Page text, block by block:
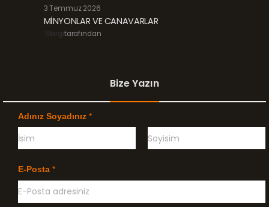
3 Temmuz 2026
MİNYONLAR VE CANAVARLAR
Margitarafından
Bize Yazın
Adınız Soyadınız *
c
e
i
e
E-Posta *